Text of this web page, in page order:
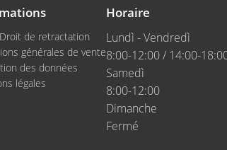
de retractation
générales de vente
des données
légales
Horaire
Lundì - Vendredì
8:00-12:00 / 14:00-
Samedì
8:00-12:00
Dimanche
Fermé